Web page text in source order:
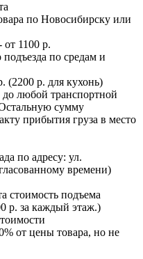
по Новосибирску или
1100 р.
подъезда по средам и
(2200 р. для кухонь)
до любой транспортной
сумму
прибытия груза в место
по адресу: ул.
времени)
стоимость подъема
р. за каждый этаж.)
от цены товара, но не